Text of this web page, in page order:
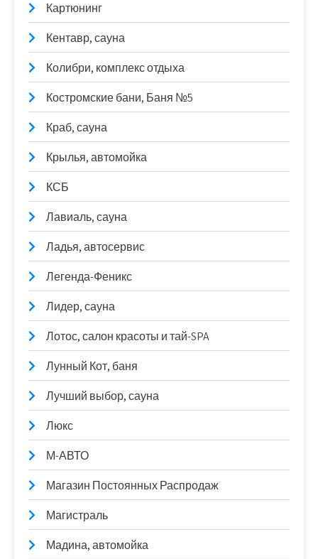
Картюнинг
Кентавр, сауна
Колибри, комплекс отдыха
Костромские бани, Баня №5
Краб, сауна
Крылья, автомойка
КСБ
Лавиаль, сауна
Ладья, автосервис
Легенда-Феникс
Лидер, сауна
Лотос, салон красоты и тай-SPA
Лунный Кот, баня
Лучший выбор, сауна
Люкс
М-АВТО
Магазин Постоянных Распродаж
Магистраль
Мадина, автомойка